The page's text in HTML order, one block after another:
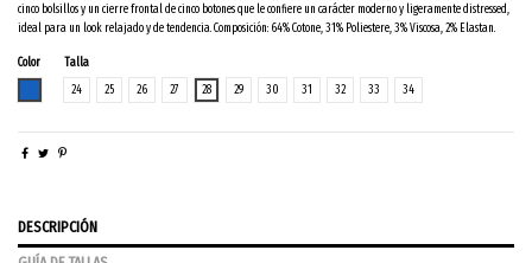
cinco bolsillos y un cierre frontal de cinco botones que le confiere un carácter moderno y ligeramente distressed,
ideal para un look relajado y de tendencia. Composición: 64% Cotone, 31% Poliestere, 3% Viscosa, 2% Elastan.
Color
AZUL DENIM
Talla
24
25 26 27 28 29 30 31 32 33 34
DESCRIPCIÓN